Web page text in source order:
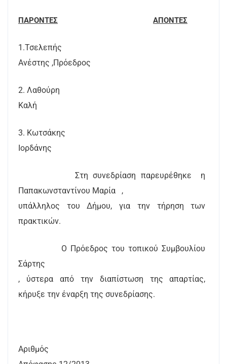
ΠΑΡΟΝΤΕΣ ΑΠΟΝΤΕΣ
1.Τσελεπής
Ανέστης ,Πρόεδρος
2. Λαθούρη
Καλή
3. Κωτσάκης
Ιορδάνης
Στη συνεδρίαση παρευρέθηκε
η
Παπακωνσταντίνου Μαρία
,
υπάλληλος του Δήμου, για την τήρηση των
πρακτικών.
Ο Πρόεδρος του τοπικού Συμβουλίου
Σάρτης
, ύστερα από την διαπίστωση της απαρτίας,
κήρυξε την έναρξη της συνεδρίασης.
Αριθμός